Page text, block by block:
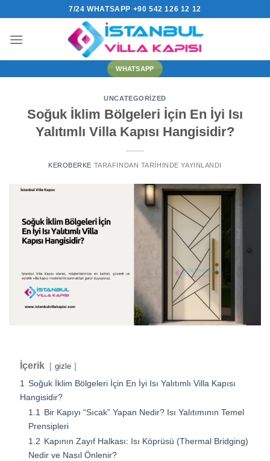
7/24 WHATSAPP +90 542 126 12 12
WHATSAPP
UNCATEGORIZED
Soğuk İklim Bölgeleri İçin En İyi Isı
Yalıtımlı Villa Kapısı Hangisidir?
KEROBERKE TARAFINDAN TARIHINDE YAYINLANDI
İçerik gizle
1 Soğuk İklim Bölgeleri İçin En İyi Isı Yalıtımlı Villa Kapısı
Hangisidir?
1.1
Bir Kapıyı “Sıcak” Yapan Nedir? Isı Yalıtımının Temel
Prensipleri
1.2 Kapının Zayıf Halkası: Isı Köprüsü (Thermal Bridging)
Nedir ve Nasıl Önlenir?